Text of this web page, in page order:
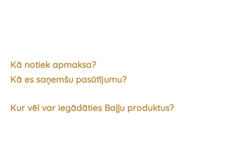
Kā notiek apmaksa?
Kā es saņemšu pasūtījumu?
Kur vēl var iegādāties Baļļu produktus?